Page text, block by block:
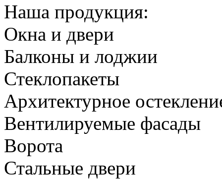
Наша продукция:
Окна и двери
Балконы и лоджии
Стеклопакеты
Архитектурное
Вентилируемые фасады
Ворота
Стальные двери